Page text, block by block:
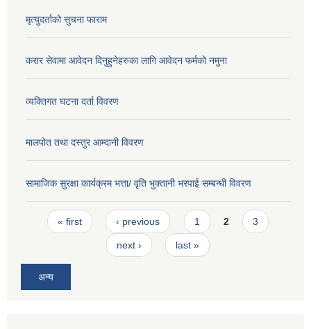
मृत्युदर्ताको सुचना फाराम
करार सेवामा आवेदन दिनुहुनेहरुका लागि आवेदन फर्मको नमुना
व्यक्तिगत घटना दर्ता विवरण
मालपोत तथा दस्तुर आम्दानी विवरण
सामाजिक सुरक्षा कार्यक्रम भत्ता/ वृति भुक्तानी भरपाई सम्बन्धी विवरण
Pages
« first ‹ previous 1 2 3
next › last »
अन्य